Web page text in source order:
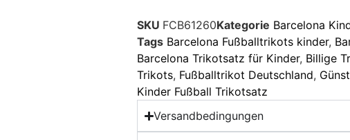
SKU FCB61260Kategorie Barcelona
Tags Barcelona Fußballtrikots kinder,
Barcelona Trikotsatz für Kinder, Billige
Trikots, Fußballtrikot Deutschland,
Kinder Fußball Trikotsatz
Versandbedingungen